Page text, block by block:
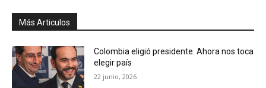
Más Articulos
Colombia eligió presidente. Ahora nos toca
elegir país
22 junio, 2026